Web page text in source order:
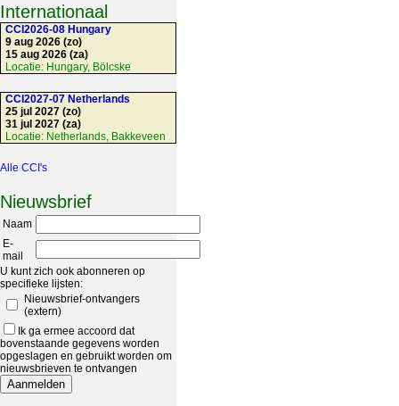
Internationaal
CCI2026-08 Hungary
9 aug 2026 (zo)
15 aug 2026 (za)
Locatie: Hungary, Bölcske
CCI2027-07 Netherlands
25 jul 2027 (zo)
31 jul 2027 (za)
Locatie: Netherlands, Bakkeveen
Alle CCI's
Nieuwsbrief
Naam
E-
mail
U kunt zich ook abonneren op
specifieke lijsten:
Nieuwsbrief-ontvangers
(extern)
Ik ga ermee accoord dat
bovenstaande gegevens worden
opgeslagen en gebruikt worden om
nieuwsbrieven te ontvangen